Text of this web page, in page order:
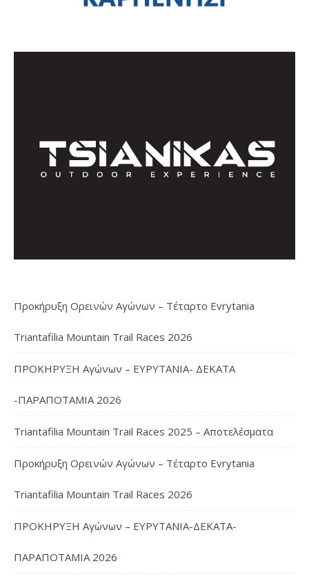
Προκήρυξη Ορεινών Αγώνων – Τέταρτο Evrytania
Triantafilia Mountain Trail Races 2026
ΠΡΟΚΗΡΥΞΗ Αγώνων – ΕΥΡΥΤΑΝΙΑ- ΔΕΚΑΤΑ
-ΠΑΡΑΠΟΤΑΜΙΑ 2026
Triantafilia Mountain Trail Races 2025 – Αποτελέσματα
Προκήρυξη Ορεινών Αγώνων – Τέταρτο Evrytania
Triantafilia Mountain Trail Races 2026
ΠΡΟΚΗΡΥΞΗ Αγώνων – ΕΥΡΥΤΑΝΙΑ-ΔΕΚΑΤΑ-
ΠΑΡΑΠΟΤΑΜΙΑ 2026